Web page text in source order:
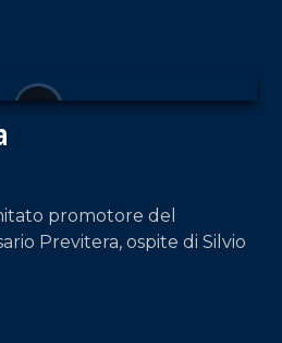
promotore del
Previtera, ospite di Silvio